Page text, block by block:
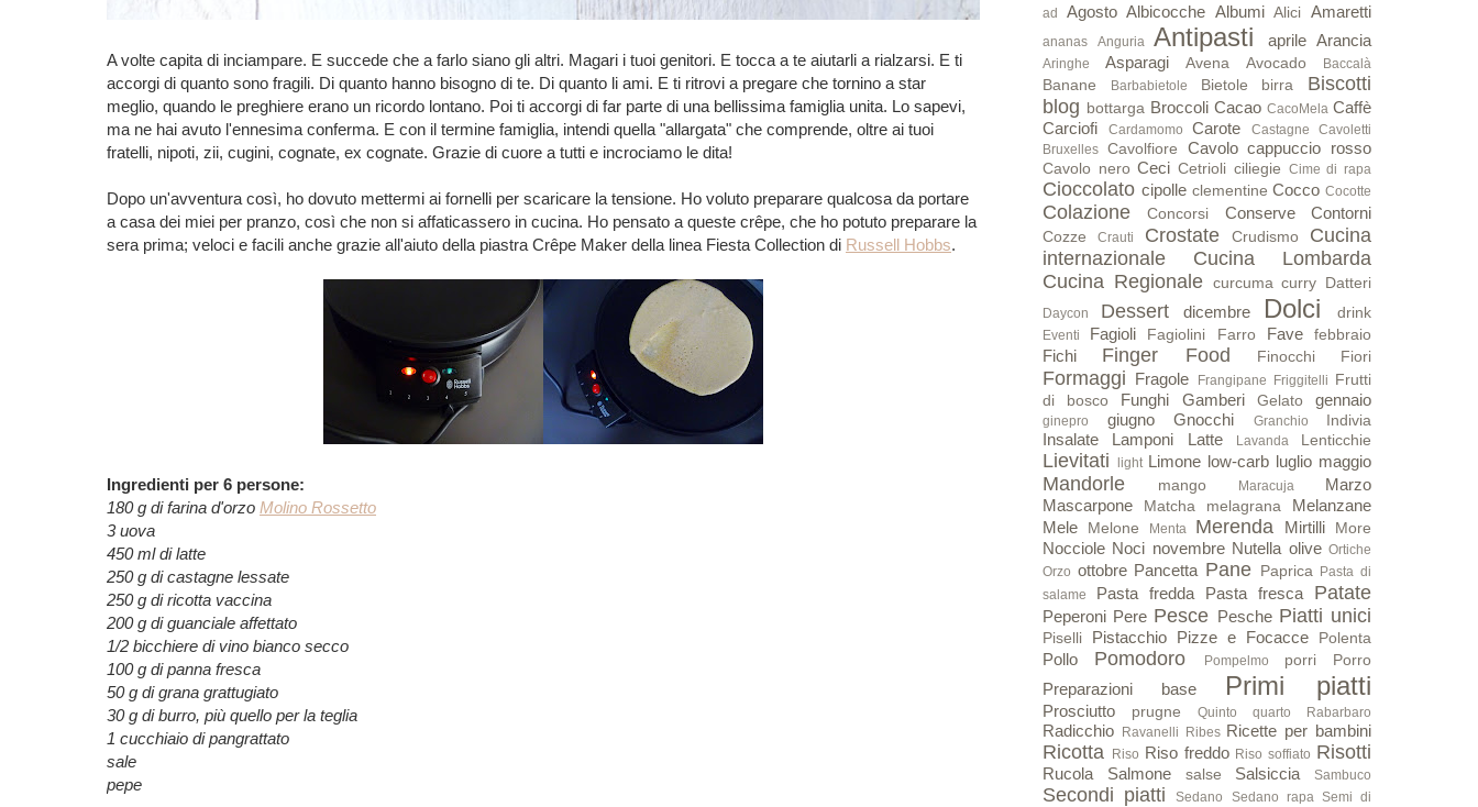
A volte capita di inciampare. E succede che a farlo siano gli altri. Magari i tuoi genitori. E tocca a te aiutarli a rialzarsi. E ti
accorgi di quanto sono fragili. Di quanto hanno bisogno di te. Di quanto li ami. E ti ritrovi a pregare che tornino a star
meglio, quando le preghiere erano un ricordo lontano. Poi ti accorgi di far parte di una bellissima famiglia unita. Lo sapevi,
ma ne hai avuto l'ennesima conferma. E con il termine famiglia, intendi quella "allargata" che comprende, oltre ai tuoi
fratelli, nipoti, zii, cugini, cognate, ex cognate. Grazie di cuore a tutti e incrociamo le dita!
Dopo un'avventura così, ho dovuto mettermi ai fornelli per scaricare la tensione. Ho voluto preparare qualcosa da portare
a casa dei miei per pranzo, così che non si affaticassero in cucina. Ho pensato a queste crêpe, che ho potuto preparare la
sera prima; veloci e facili anche grazie all'aiuto della piastra Crêpe Maker della linea Fiesta Collection di Russell Hobbs.
Ingredienti per 6 persone:
180 g di farina d'orzo Molino Rossetto
3 uova
450 ml di latte
250 g di castagne lessate
250 g di ricotta vaccina
200 g di guanciale affettato
1/2 bicchiere di vino bianco secco
100 g di panna fresca
50 g di grana grattugiato
30 g di burro, più quello per la teglia
1 cucchiaio di pangrattato
sale
pepe
ad Agosto Albicocche Albumi Alici Amaretti
ananas Anguria Antipasti aprile Arancia
Aringhe Asparagi Avena Avocado Baccalà
Banane Barbabietole Bietole birra
Biscotti
blog bottarga Broccoli Cacao CacoMela Caffè
Carciofi
Cardamomo Carote Castagne
Cavoletti
Bruxelles Cavolfiore Cavolo cappuccio rosso
Cavolo nero Ceci Cetrioli ciliegie Cime di rapa
Cioccolato cipolle clementine Cocco Cocotte
Colazione Concorsi Conserve Contorni
Cozze Crauti Crostate Crudismo
Cucina
internazionale
Cucina Lombarda
Cucina Regionale
curcuma curry Datteri
Daycon Dessert dicembre Dolci drink
Eventi Fagioli Fagiolini Farro Fave febbraio
Fichi Finger Food Finocchi Fiori
Formaggi Fragole Frangipane Friggitelli Frutti
di bosco
Funghi Gamberi Gelato gennaio
ginepro giugno Gnocchi Granchio Indivia
Insalate Lamponi Latte Lavanda Lenticchie
Lievitati light Limone low-carb luglio maggio
Mandorle mango Maracuja
Marzo
Mascarpone
Matcha melagrana
Melanzane
Mele
Melone Menta Merenda Mirtilli More
Nocciole Noci novembre Nutella olive Ortiche
Orzo ottobre Pancetta Pane Paprica Pasta di
salame
Pasta fredda Pasta fresca Patate
Peperoni Pere Pesce Pesche Piatti unici
Piselli Pistacchio Pizze e Focacce Polenta
Pollo Pomodoro Pompelmo porri Porro
Preparazioni base Primi piatti
Prosciutto prugne Quinto quarto Rabarbaro
Radicchio Ravanelli Ribes Ricette per bambini
Ricotta Riso Riso freddo Riso soffiato Risotti
Rucola Salmone salse Salsiccia Sambuco
Secondi piatti Sedano Sedano rapa Semi di